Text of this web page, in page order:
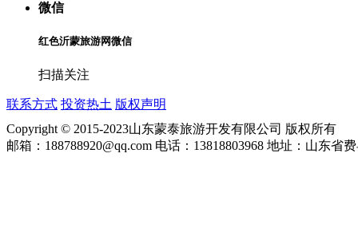
微信
红色沂蒙旅游网微信
扫描关注
联系方式 投资热土 版权声明
Copyright © 2015-2023山东蒙泰旅游开发有限公司 版权所有
邮箱：188788920@qq.com 电话：13818803968 地址：山东